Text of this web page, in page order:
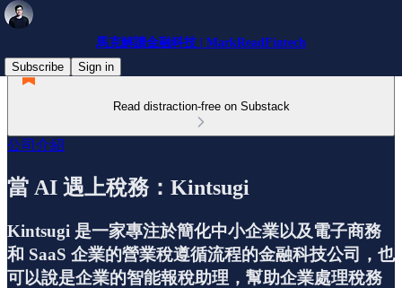
馬克解讀金融科技 | MarkReadFintech
Subscribe
Sign in
Read distraction-free on Substack
公司介紹
當 AI 遇上稅務：Kintsugi
Kintsugi 是一家專注於簡化中小企業以及電子商務
和 SaaS 企業的營業稅遵循流程的金融科技公司，也
可以說是企業的智能報稅助理，幫助企業處理稅務